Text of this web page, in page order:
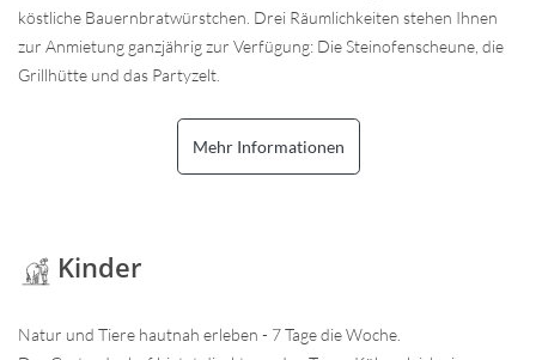
köstliche Bauernbratwürstchen. Drei Räumlichkeiten stehen Ihnen
zur Anmietung ganzjährig zur Verfügung: Die Steinofenscheune, die
Grillhütte und das Partyzelt.
Mehr Informationen
Kinder
Natur und Tiere hautnah erleben - 7 Tage die Woche.